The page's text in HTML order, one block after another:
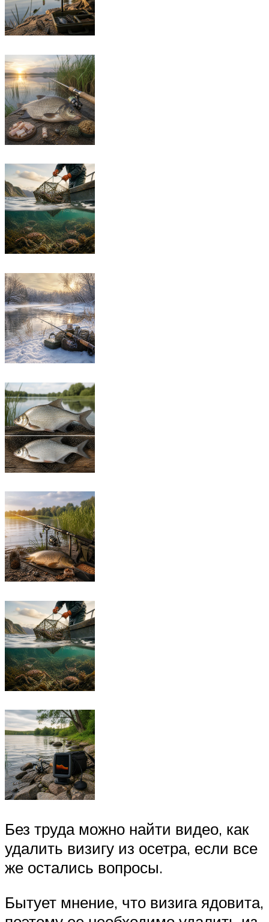
Без труда можно найти видео, как
удалить визигу из осетра, если все
же остались вопросы.
Бытует мнение, что визига ядовита,